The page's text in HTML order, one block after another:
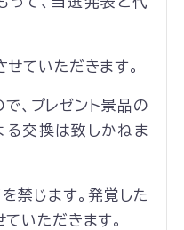
ていただきます。
、プレゼント景品の
る交換は致しかねま
禁じます。発覚した
いただきます。